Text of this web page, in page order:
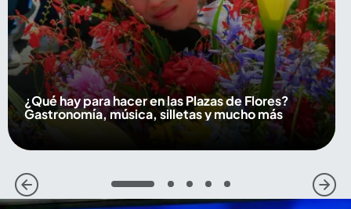
¿Qué hay para hacer en las Plazas de Flores?
Gastronomía, música, silletas y mucho más
1 2 3 4 5